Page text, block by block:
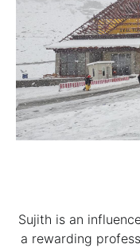
Sujith is an
a rewarding